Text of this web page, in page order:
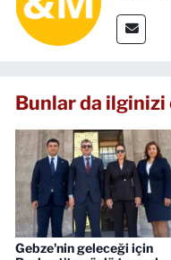
Bunlar da
Gebze'nin geleceği için